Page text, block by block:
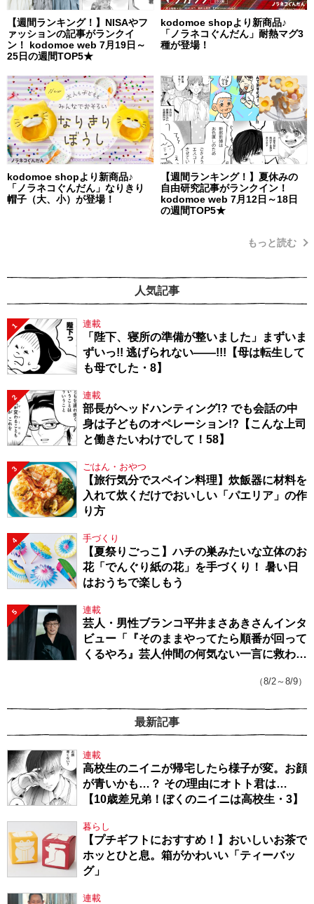
【週間ランキング！】NISAやフ
ァッションの記事がランクイ
ン！ kodomoe web 7月19日～
25日の週間TOP5★
kodomoe shopより新商品♪
「ノラネコぐんだん」耐熱マグ3
種が登場！
kodomoe shopより新商品♪
「ノラネコぐんだん」なりきり
帽子（大、小）が登場！
【週間ランキング！】夏休みの
自由研究記事がランクイン！
kodomoe web 7月12日～18日
の週間TOP5★
もっと読む
人気記事
1 連載
「陛下、寝所の準備が整いました」まずいま
ずいっ!! 逃げられない――!!!【母は転生して
も母でした・8】
2 連載
部長がヘッドハンティング!? でも会話の中
身は子どものオペレーション!?【こんな上司
と働きたいわけでして！58】
3 ごはん・おやつ
【旅行気分でスペイン料理】炊飯器に材料を
入れて炊くだけでおいしい「パエリア」の作
り方
4 手づくり
【夏祭りごっこ】ハチの巣みたいな立体のお
花「でんぐり紙の花」を手づくり！ 暑い日
はおうちで楽しもう
5 連載
芸人・男性ブランコ平井まさあきさんインタ
ビュー「『そのままやってたら順番が回って
くるやろ』芸人仲間の何気ない一言に救われ
（8/2～8/9）
最新記事
連載
高校生のニイニが帰宅したら様子が変。お顔
が青いかも…？ その理由にオトト君は…
【10歳差兄弟！ぼくのニイニは高校生・3】
暮らし
【プチギフトにおすすめ！】おいしいお茶で
ホッとひと息。箱がかわいい「ティーバッ
グ」
連載